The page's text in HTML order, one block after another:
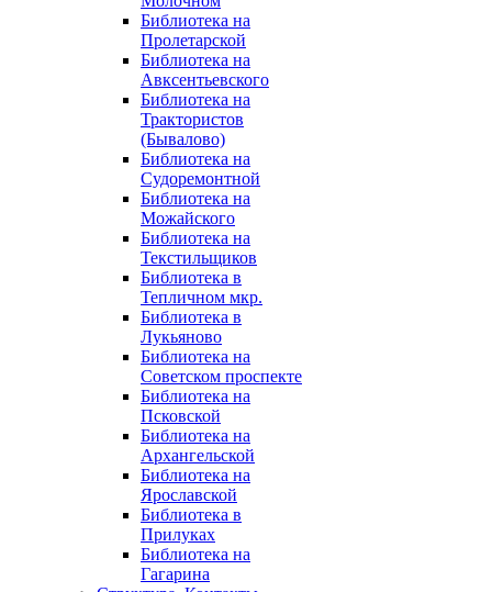
Библиотека на
Пролетарской
Библиотека на
Авксентьевского
Библиотека на
Трактористов
(Бывалово)
Библиотека на
Судоремонтной
Библиотека на
Можайского
Библиотека на
Текстильщиков
Библиотека в
Тепличном мкр.
Библиотека в
Лукьяново
Библиотека на
Советском проспекте
Библиотека на
Псковской
Библиотека на
Архангельской
Библиотека на
Ярославской
Библиотека в
Прилуках
Библиотека на
Гагарина